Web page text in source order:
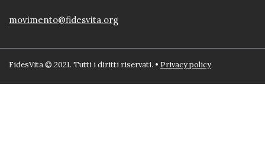
movimento@fidesvita.org
FidesVita © 2021. Tutti i diritti riservati. • Privacy policy